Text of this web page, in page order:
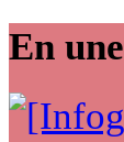
En une